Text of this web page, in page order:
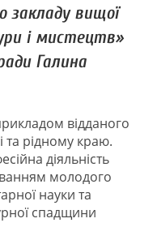
закладу вищої
і мистецтв»
Галина
відданого
та рідному краю.
діяльність
молодого
науки та
спадщини